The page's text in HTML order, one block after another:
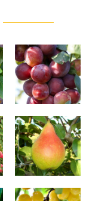
Victoria
Argessis